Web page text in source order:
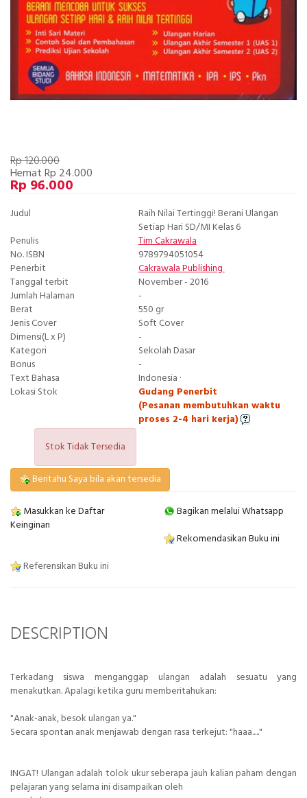
Rp 120.000
Hemat Rp 24.000
Rp 96.000
Judul
Raih Nilai Tertinggi! Berani Ulangan
Setiap Hari SD/MI Kelas 6
Penulis
Tim Cakrawala
No. ISBN
9789794051054
Penerbit
Cakrawala Publishing
Tanggal terbit
November - 2016
Jumlah Halaman
-
Berat
550 gr
Jenis Cover
Soft Cover
Dimensi(L x P)
-
Kategori
Sekolah Dasar
Bonus
-
Text Bahasa
Indonesia ·
Lokasi Stok
Gudang Penerbit
(Pesanan membutuhkan waktu
proses 2-4 hari kerja)
Stok Tidak Tersedia
Beritahu Saya bila akan tersedia
Masukkan ke Daftar
Keinginan
Bagikan melalui Whatsapp
Rekomendasikan Buku ini
Referensikan Buku ini
DESCRIPTION
Terkadang siswa menganggap ulangan adalah sesuatu yang
menakutkan. Apalagi ketika guru memberitahukan:
"Anak-anak, besok ulangan ya."
Secara spontan anak menjawab dengan rasa terkejut: "haaa....."
INGAT! Ulangan adalah tolok ukur seberapa jauh kalian paham dengan
pelajaran yang selama ini disampaikan oleh